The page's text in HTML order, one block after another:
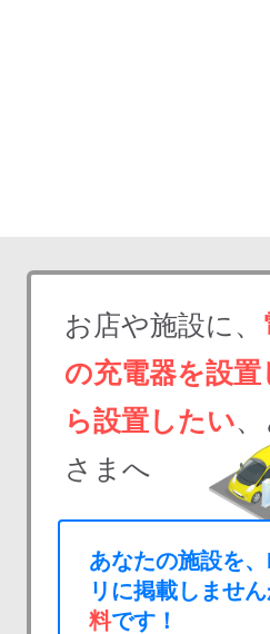
お店や施設に、
の充電器を設置
ら設置したい
さまへ
あなたの施設を
リに掲載しませ
料です！